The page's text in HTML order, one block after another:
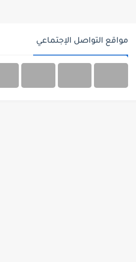
مواقع التواصل الإجتماعي